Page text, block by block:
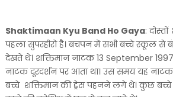
Shaktimaan Kyu Band Ho Gaya:
पहला सुपरहीरो है। बचपन में सभी बच्चे स्कूल से
देखते थे। शक्तिमान नाटक 13 September
नाटक दूरदर्शन पर आता था। उस समय यह नाटक
बच्चे शक्तिमान की ड्रेस पहनने लगे थे। कुछ बच्चे